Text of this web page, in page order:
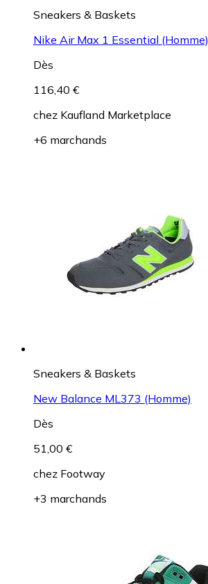
Sneakers & Baskets
Nike Air Max 1 Essential (Homme)
Dès
116,40 €
chez Kaufland Marketplace
+6 marchands
Sneakers & Baskets
New Balance ML373 (Homme)
Dès
51,00 €
chez Footway
+3 marchands